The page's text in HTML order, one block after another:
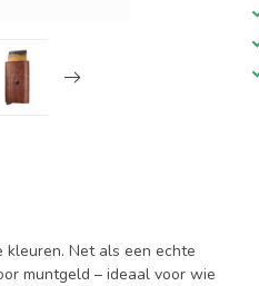
kleuren. Net als een echte
muntgeld – ideaal voor wie